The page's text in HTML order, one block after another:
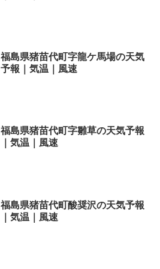
福島県猪苗代町字龍ケ馬場の天気
予報｜気温｜風速
福島県猪苗代町字雛草の天気予報
｜気温｜風速
福島県猪苗代町酸奨沢の天気予報
｜気温｜風速